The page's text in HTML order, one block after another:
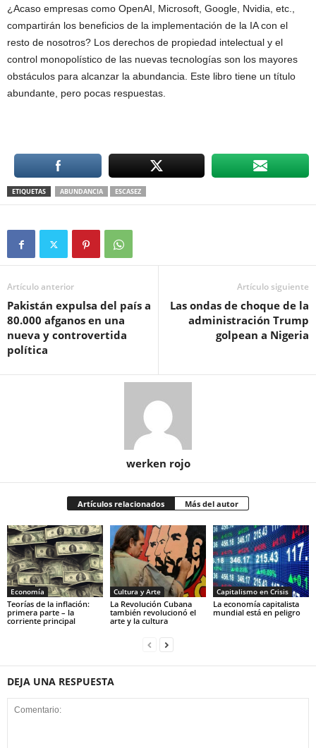
¿Acaso empresas como OpenAI, Microsoft, Google, Nvidia, etc.,
compartirán los beneficios de la implementación de la IA con el
resto de nosotros? Los derechos de propiedad intelectual y el
control monopolístico de las nuevas tecnologías son los mayores
obstáculos para alcanzar la abundancia. Este libro tiene un título
abundante, pero pocas respuestas.
ETIQUETAS ABUNDANCIA ESCASEZ
Artículo anterior
Pakistán expulsa del país a
80.000 afganos en una
nueva y controvertida
política
Artículo siguiente
Las ondas de choque de la
administración Trump
golpean a Nigeria
werken rojo
Artículos relacionados Más del autor
Economía
Teorías de la inflación:
primera parte – la
corriente principal
Cultura y Arte
La Revolución Cubana
también revolucionó el
arte y la cultura
Capitalismo en Crisis
La economía capitalista
mundial está en peligro
DEJA UNA RESPUESTA